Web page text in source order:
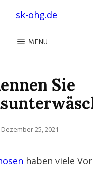
MENU
Sie
Posted
Dezember 25, 2021
haben viele